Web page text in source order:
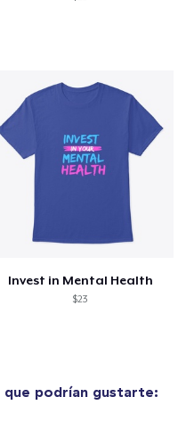
Invest in Mental Health
$23
que podrían gustarte: